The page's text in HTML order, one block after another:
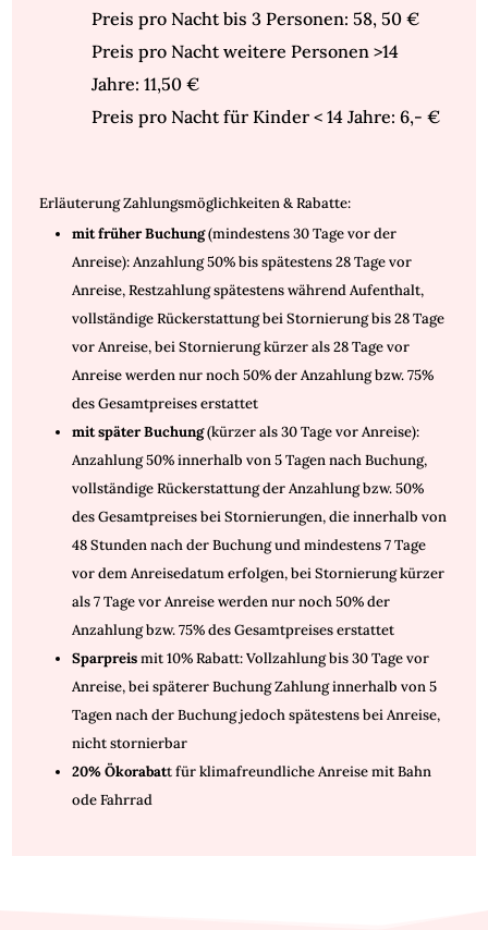
Preis pro Nacht bis 3 Personen: 58, 50 €
Preis pro Nacht weitere Personen >14
Jahre: 11,50 €
Preis pro Nacht für Kinder < 14 Jahre: 6,- €
Erläuterung Zahlungsmöglichkeiten & Rabatte:
mit früher Buchung(mindestens 30 Tage vor der
Anreise): Anzahlung 50% bis spätestens 28 Tage vor
Anreise, Restzahlung spätestens während Aufenthalt,
vollständige Rückerstattung bei Stornierung bis 28 Tage
vor Anreise, bei Stornierung kürzer als 28 Tage vor
Anreise werden nur noch 50% der Anzahlung bzw. 75%
des Gesamtpreises erstattet
mit später Buchung(kürzer als 30 Tage vor Anreise):
Anzahlung 50% innerhalb von 5 Tagen nach Buchung,
vollständige Rückerstattung der Anzahlung bzw. 50%
des Gesamtpreises bei Stornierungen, die innerhalb von
48 Stunden nach der Buchung und mindestens 7 Tage
vor dem Anreisedatum erfolgen, bei Stornierung kürzer
als 7 Tage vor Anreise werden nur noch 50% der
Anzahlung bzw. 75% des Gesamtpreises erstattet
Sparpreismit 10% Rabatt: Vollzahlung bis 30 Tage vor
Anreise, bei späterer Buchung Zahlung innerhalb von 5
Tagen nach der Buchung jedoch spätestens bei Anreise,
nicht stornierbar
20% Ökorabatt für klimafreundliche Anreise mit Bahn
ode Fahrrad